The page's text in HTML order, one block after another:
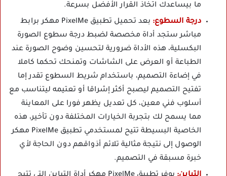
ما بيساعدك اتخاذ القرار الأفضل بسرعة.
درجة السطوع:
بعد تحميل تطبيق PixelMe مهكر برابط
مباشر ستجد أداة مخصصة لضبط درجة سطوع الصورة
البكسلية، هذه الأداة ضرورية لتحسين وضوح الصورة عند
الطباعة أو العرض على الشاشات وتمنحك تحكما كاملا
في إضاءة التصميم، باستخدام شريط السطوع تقدر إما
تفتيح التصميم ليصبح أكثر إشراقا أو تعتيمه ليتناسب مع
أسلوب فني معين، كل تعديل يظهر فورا على المعاينة
مما يسمح لك بتجربة الخيارات المختلفة دون تأخير، هذه
الخاصية البسيطة تتيح لمستخدمي تطبيق PixelMe مهكر
الوصول إلى نتيجة مثالية تلائم أذواقهم دون الحاجة لأي
خبرة مسبقة في التصميم.